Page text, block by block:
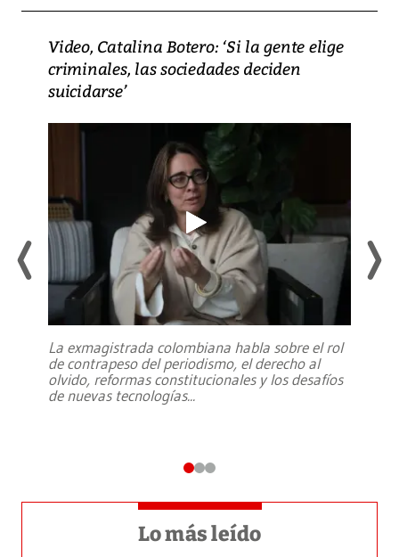
Video, Catalina Botero: ‘Si la gente elige
criminales, las sociedades deciden
suicidarse’
La exmagistrada colombiana habla sobre el rol
de contrapeso del periodismo, el derecho al
olvido, reformas constitucionales y los desafíos
de nuevas tecnologías...
Lo más leído